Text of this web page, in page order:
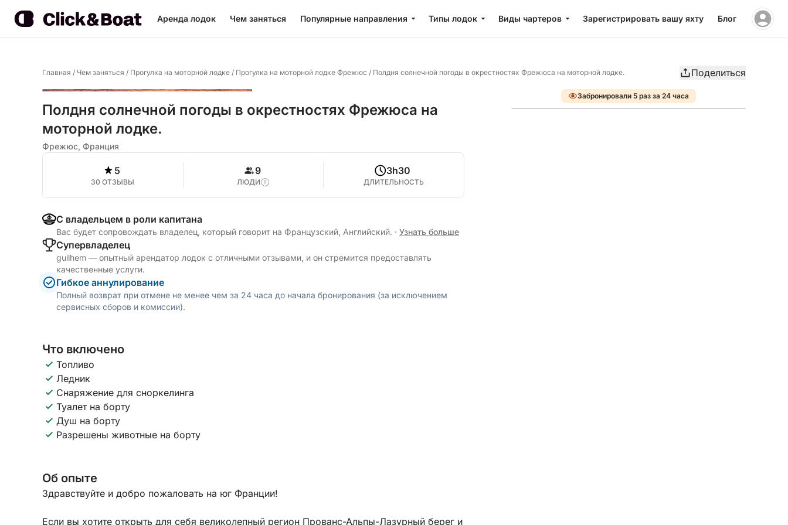
Аренда лодок Чем заняться Популярные направления Типы лодок Виды чартеров Зарегистрировать вашу яхту Блог
Главная / Чем заняться / Прогулка на моторной лодке / Прогулка на моторной лодке Фрежюс / Полдня солнечной погоды в окрестностях Фрежюса на моторной лодке. Поделиться
Полдня солнечной погоды в окрестностях Фрежюса на
моторной лодке.
Фрежюс, Франция
5
30 ОТЗЫВЫ
9
ЛЮДИ
3h30
ДЛИТЕЛЬНОСТЬ
С владельцем в роли капитана
Вас будет сопровождать владелец, который говорит на Французский, Английский. · Узнать больше
Cупервладелец
guilhem — опытный арендатор лодок с отличными отзывами, и он стремится предоставлять
качественные услуги.
Гибкое аннулирование
Полный возврат при отмене не менее чем за 24 часа до начала бронирования (за исключением
сервисных сборов и комиссии).
Что включено
Топливо
Ледник
Снаряжение для сноркелинга
Туалет на борту
Душ на борту
Разрешены животные на борту
Об опыте
Здравствуйте и добро пожаловать на юг Франции!
Если вы хотите открыть для себя великолепный регион Прованс-Альпы-Лазурный берег и
Забронировали 5 раз за 24 часа